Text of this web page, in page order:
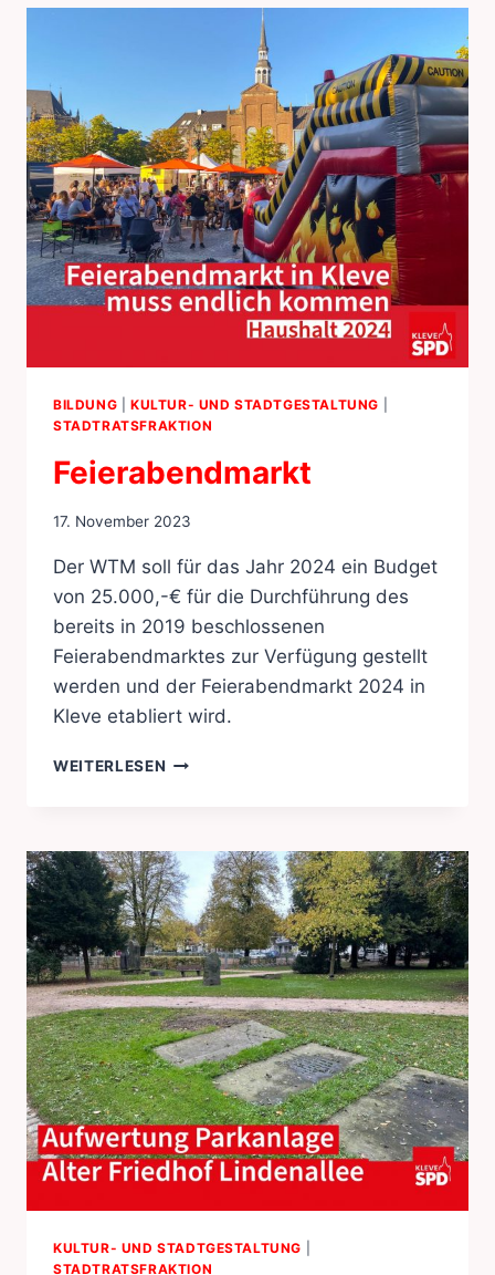
BILDUNG KULTUR- UND STADTGESTALTUNG
STADTRATSFRAKTION
Feierabendmarkt
17. November 2023
Der WTM soll für das Jahr 2024 ein Budget
von 25.000,-€ für die Durchführung des
bereits in 2019 beschlossenen
Feierabendmarktes zur Verfügung gestellt
werden und der Feierabendmarkt 2024 in
Kleve etabliert wird.
WEITERLESEN FEIERABENDMARKT
KULTUR- UND STADTGESTALTUNG
STADTRATSFRAKTION